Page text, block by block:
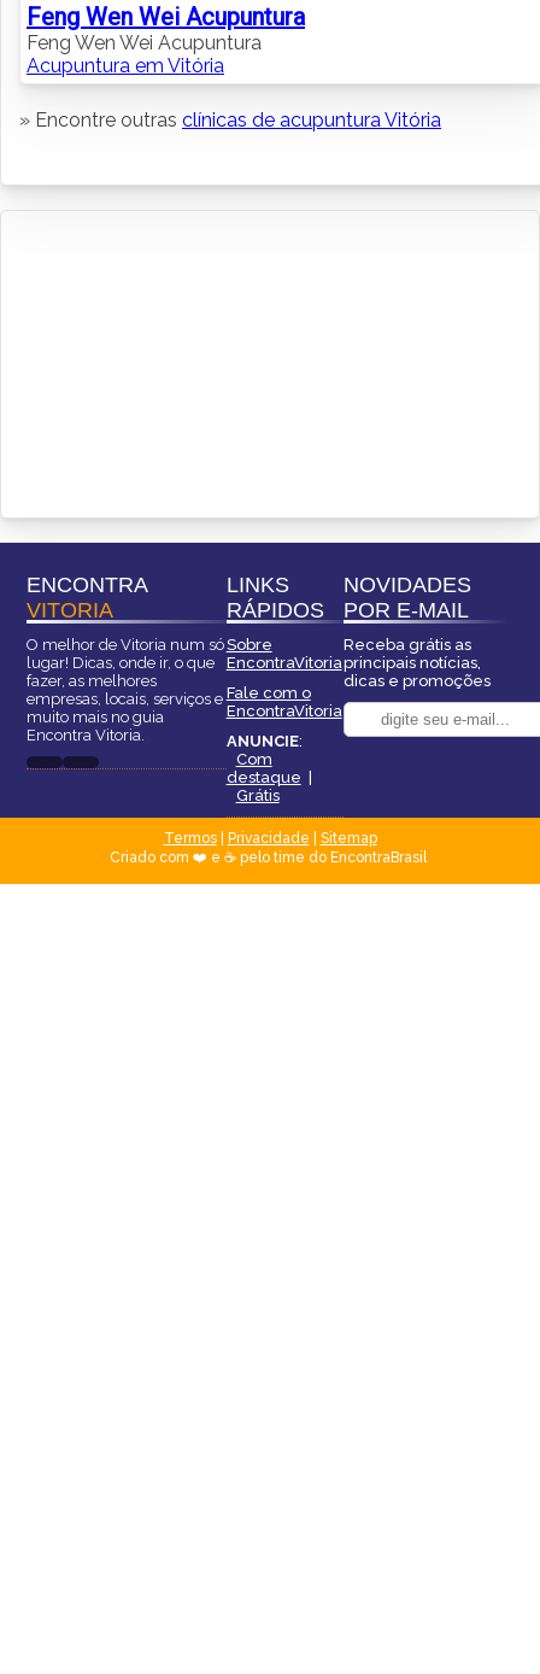
Feng Wen Wei Acupuntura
Feng Wen Wei Acupuntura
Acupuntura em Vitória
» Encontre outras clínicas de acupuntura Vitória
ENCONTRA
VITORIA
O melhor de Vitoria num só
lugar! Dicas, onde ir, o que
fazer, as melhores
empresas, locais, serviços e
muito mais no guia
Encontra Vitoria.
LINKS
RÁPIDOS
Sobre
EncontraVitoria
Fale com o
EncontraVitoria
ANUNCIE:
Com
destaque |
Grátis
NOVIDADES
POR E-MAIL
Receba grátis as
principais notícias,
dicas e promoções
Termos| Privacidade
Sitemap
Criado com ❤️ e ☕ pelo time do EncontraBrasil